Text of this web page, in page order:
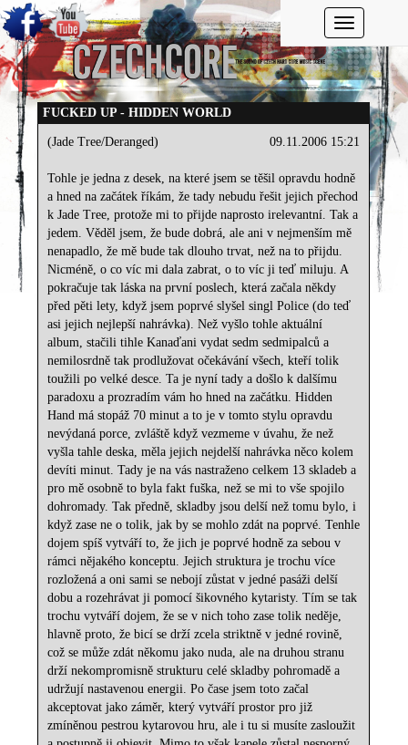
Toggle
FUCKED UP - HIDDEN WORLD
09.11.2006 15:21
(Jade Tree/Deranged)
Tohle je jedna z desek, na které jsem se těšil opravdu hodně
a hned na začátek říkám, že tady nebudu řešit jejich přechod
k Jade Tree, protože mi to přijde naprosto irelevantní. Tak a
jedem. Věděl jsem, že bude dobrá, ale ani v nejmenším mě
nenapadlo, že mě bude tak dlouho trvat, než na to přijdu.
Nicméně, o co víc mi dala zabrat, o to víc ji teď miluju. A
pokračuje tak láska na první poslech, která začala někdy
před pěti lety, když jsem poprvé slyšel singl Police (do teď
asi jejich nejlepší nahrávka). Než vyšlo tohle aktuální
album, stačili tihle Kanaďani vydat sedm sedmipalců a
nemilosrdně tak prodlužovat očekávání všech, kteří tolik
toužili po velké desce. Ta je nyní tady a došlo k dalšímu
paradoxu a prozradím vám ho hned na začátku. Hidden
Hand má stopáž 70 minut a to je v tomto stylu opravdu
nevýdaná porce, zvláště když vezmeme v úvahu, že než
vyšla tahle deska, měla jejich nejdelší nahrávka něco kolem
devíti minut. Tady je na vás nastraženo celkem 13 skladeb a
pro mě osobně to byla fakt fuška, než se mi to vše spojilo
dohromady. Tak předně, skladby jsou delší než tomu bylo, i
když zase ne o tolik, jak by se mohlo zdát na poprvé. Tenhle
dojem spíš vytváří to, že jich je poprvé hodně za sebou v
rámci nějakého konceptu. Jejich struktura je trochu více
rozložená a oni sami se nebojí zůstat v jedné pasáži delší
dobu a rozehrávat ji pomocí šikovného kytaristy. Tím se tak
trochu vytváří dojem, že se v nich toho zase tolik neděje,
hlavně proto, že bicí se drží zcela striktně v jedné rovině,
což se může zdát někomu jako nuda, ale na druhou stranu
drží nekompromisně strukturu celé skladby pohromadě a
udržují nastavenou energii. Po čase jsem toto začal
akceptovat jako záměr, který vytváří prostor pro již
zmíněnou pestrou kytarovou hru, ale i tu si musíte zasloužit